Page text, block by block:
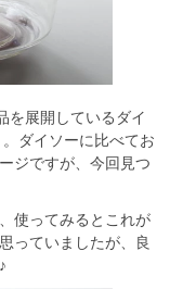
を展開しているダイ
ダイソーに比べてお
ジですが、今回見つ
使ってみるとこれが
っていましたが、良